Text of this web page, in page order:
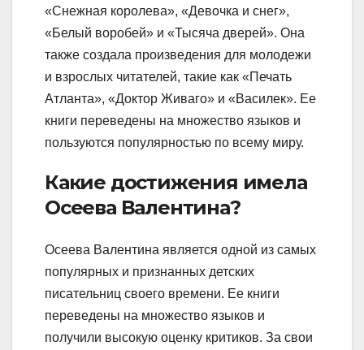
«Снежная королева», «Девочка и снег»,
«Белый воробей» и «Тысяча дверей». Она
также создала произведения для молодежи
и взрослых читателей, такие как «Печать
Атланта», «Доктор Живаго» и «Василек». Ее
книги переведены на множество языков и
пользуются популярностью по всему миру.
Какие достижения имела
Осеева Валентина?
Осеева Валентина является одной из самых
популярных и признанных детских
писательниц своего времени. Ее книги
переведены на множество языков и
получили высокую оценку критиков. За свои